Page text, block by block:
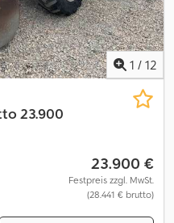
m³, Palettengabel Credpfx
1 / 12
23.900
23.900 €
Festpreis zzgl. MwSt.
(28.441 € brutto)